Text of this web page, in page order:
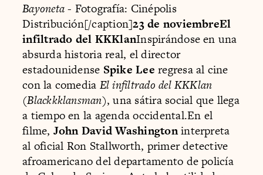
Bayoneta- Fotografía: Cinépolis
Distribución[/caption]23 de noviembreEl
infiltrado del KKKlanInspirándose en una
absurda historia real, el director
estadounidense Spike Lee regresa al cine
con la comedia El infiltrado del KKKlan
(Blackkklansman), una sátira social que llega
a tiempo en la agenda occidental.En el
filme, John David Washingtoninterpreta
al oficial Ron Stallworth, primer detective
afroamericano del departamento de policía